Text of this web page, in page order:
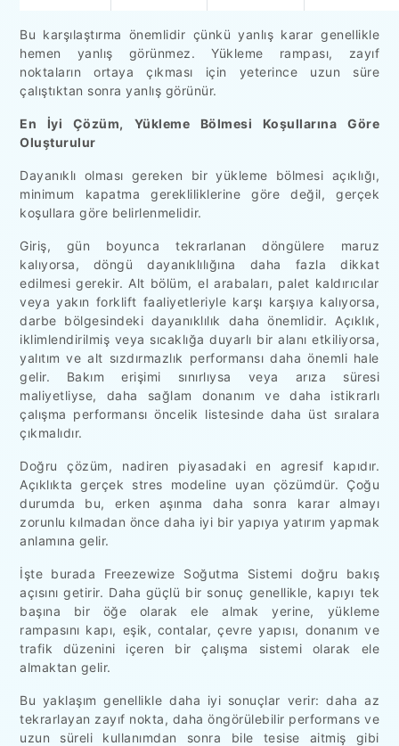
Bu karşılaştırma önemlidir çünkü yanlış karar genellikle
hemen yanlış görünmez. Yükleme rampası, zayıf
noktaların ortaya çıkması için yeterince uzun süre
çalıştıktan sonra yanlış görünür.
En İyi Çözüm, Yükleme Bölmesi Koşullarına Göre
Oluşturulur
Dayanıklı olması gereken bir yükleme bölmesi açıklığı,
minimum kapatma gerekliliklerine göre değil, gerçek
koşullara göre belirlenmelidir.
Giriş, gün boyunca tekrarlanan döngülere maruz
kalıyorsa, döngü dayanıklılığına daha fazla dikkat
edilmesi gerekir. Alt bölüm, el arabaları, palet kaldırıcılar
veya yakın forklift faaliyetleriyle karşı karşıya kalıyorsa,
darbe bölgesindeki dayanıklılık daha önemlidir. Açıklık,
iklimlendirilmiş veya sıcaklığa duyarlı bir alanı etkiliyorsa,
yalıtım ve alt sızdırmazlık performansı daha önemli hale
gelir. Bakım erişimi sınırlıysa veya arıza süresi
maliyetliyse, daha sağlam donanım ve daha istikrarlı
çalışma performansı öncelik listesinde daha üst sıralara
çıkmalıdır.
Doğru çözüm, nadiren piyasadaki en agresif kapıdır.
Açıklıkta gerçek stres modeline uyan çözümdür. Çoğu
durumda bu, erken aşınma daha sonra karar almayı
zorunlu kılmadan önce daha iyi bir yapıya yatırım yapmak
anlamına gelir.
İşte burada Freezewize Soğutma Sistemi doğru bakış
açısını getirir. Daha güçlü bir sonuç genellikle, kapıyı tek
başına bir öğe olarak ele almak yerine, yükleme
rampasını kapı, eşik, contalar, çevre yapısı, donanım ve
trafik düzenini içeren bir çalışma sistemi olarak ele
almaktan gelir.
Bu yaklaşım genellikle daha iyi sonuçlar verir: daha az
tekrarlayan zayıf nokta, daha öngörülebilir performans ve
uzun süreli kullanımdan sonra bile tesise aitmiş gibi